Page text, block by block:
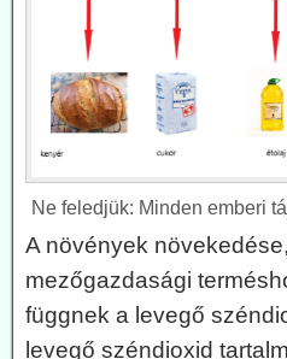
Ne feledjük: Minden emberi
A növények
mezőgazdasági
függnek a levegő
levegő széndioxid